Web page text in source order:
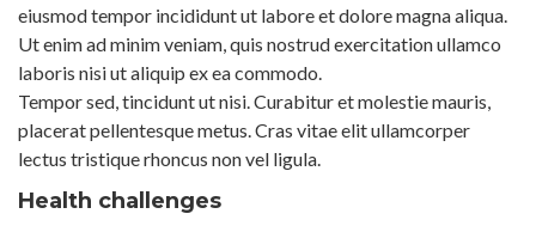
eiusmod tempor incididunt ut labore et dolore magna aliqua.
Ut enim ad minim veniam, quis nostrud exercitation ullamco
laboris nisi ut aliquip ex ea commodo.
Tempor sed, tincidunt ut nisi. Curabitur et molestie mauris,
placerat pellentesque metus. Cras vitae elit ullamcorper
lectus tristique rhoncus non vel ligula.
Health challenges